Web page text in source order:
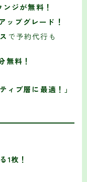
ジが無料！
ップグレード！
で予約代行も
無料！
ィブ層に最適！」
1枚！